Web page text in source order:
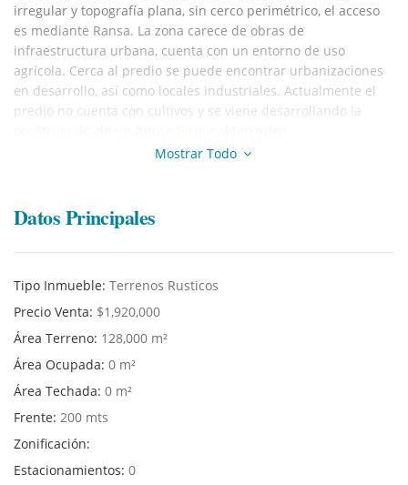
irregular y topografía plana, sin cerco perimétrico, el acceso
es mediante Ransa. La zona carece de obras de
infraestructura urbana, cuenta con un entorno de uso
agrícola. Cerca al predio se puede encontrar urbanizaciones
en desarrollo, así como locales industriales. Actualmente el
predio no cuenta con cultivos y se viene desarrollando la
Hay dos urbanizaciones al costado y con una proyección de
¡Para mayor información o coordinar alguna visita tomar
Mostrar Todo
Datos Principales
Tipo Inmueble: Terrenos Rusticos
Precio Venta: $1,920,000
Área Terreno: 128,000 m²
Área Ocupada: 0 m²
Área Techada: 0 m²
Frente: 200 mts
Zonificación:
Estacionamientos: 0